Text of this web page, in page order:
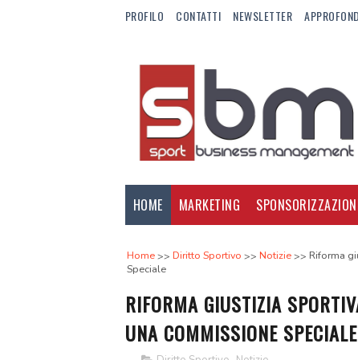
PROFILO CONTATTI NEWSLETTER
HOME MARKETING
Home Diritto Sportivo Notizie
Riforma
Speciale
RIFORMA GIUSTIZIA
UNA COMMISSIONE SPECIALE